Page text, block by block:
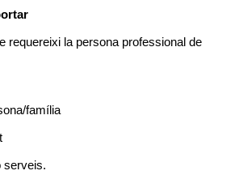
requereixi la persona professional de
família
serveis.